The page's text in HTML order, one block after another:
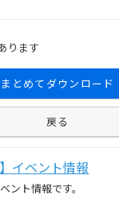
ります
まとめてダウンロード
戻る
】イベント情報
ント情報です。